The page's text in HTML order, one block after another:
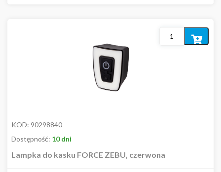
KOD: 90298840
Dostępność: 10 dni
Lampka do kasku FORCE ZEBU, czerwona
Dodaj